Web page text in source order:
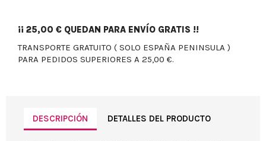
¡¡ 25,00 € QUEDAN PARA ENVÍO GRATIS !!
TRANSPORTE GRATUITO ( SOLO ESPAÑA PENINSULA )
PARA PEDIDOS SUPERIORES A 25,00 €.
DESCRIPCIÓN DETALLES DEL PRODUCTO